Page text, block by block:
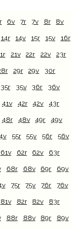
6v 7r 7v 8r 8v
14r 14v 15r 15v 16r
21v 22r 22v 23r
29r 29v 30r
35r 35v 36r 36v
41v 42r 42v 43r
48r 48v 49r 49v
55r 55v 56r 56v
61v 62r 62v 63r
68r 68v 69r 69v
75r 75v 76r 76v
81v 82r 82v 83r
88r 88v 89r 89v